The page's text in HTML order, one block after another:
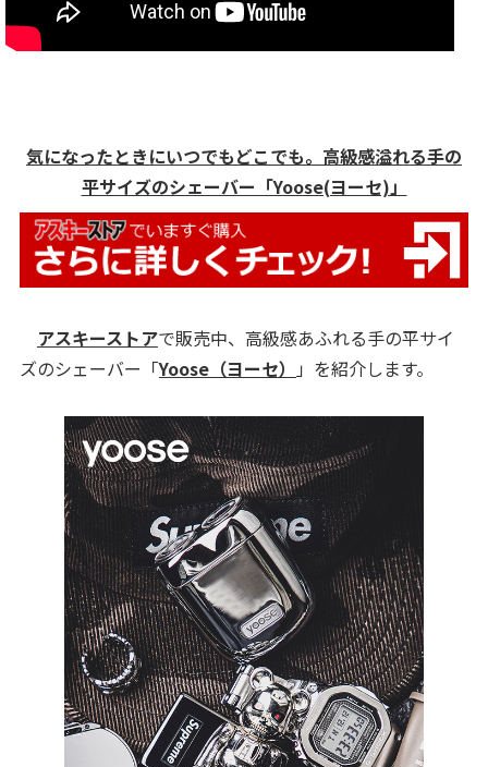
気になったときにいつでもどこでも。高級感溢れる手の
平サイズのシェーバー「Yoose(ヨーセ)」
アスキーストアで販売中、高級感あふれる手の平サイ
ズのシェーバー「Yoose（ヨーセ） 」を紹介します。